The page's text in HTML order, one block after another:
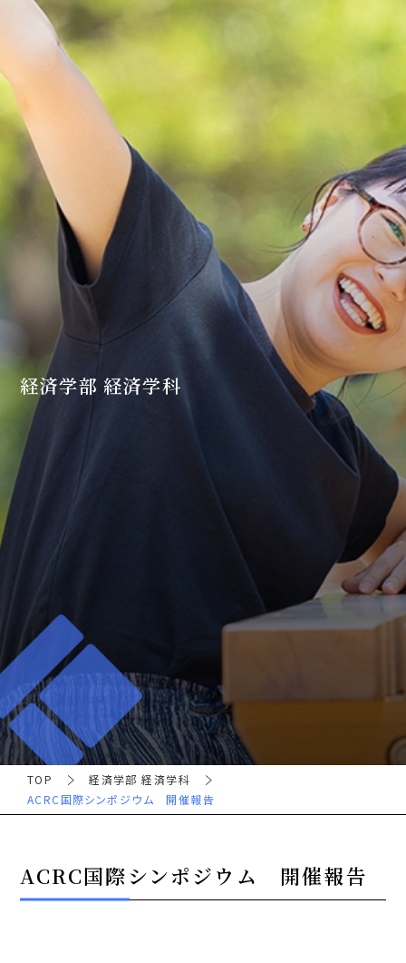
経済学部 経済学科
TOP
経済学部 経済学科
ACRC国際シンポジウム 開催報告
ACRC国際シンポジウム 開催報告